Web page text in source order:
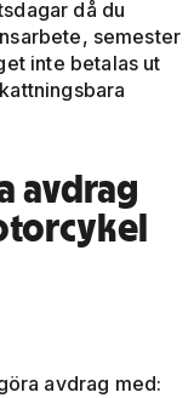
då du
semester
inte betalas ut
avdrag
avdrag med: